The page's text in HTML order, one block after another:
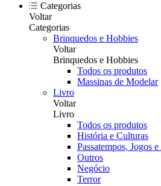
Categorias
Voltar
Categorias
Brinquedos e Hobbies
Voltar
Brinquedos e Hobbies
Todos os produtos
Massinas de Modelar
Livro
Voltar
Livro
Todos os produtos
História e Culturas
Passatempos, Jogos
Outros
Negócio
Terror